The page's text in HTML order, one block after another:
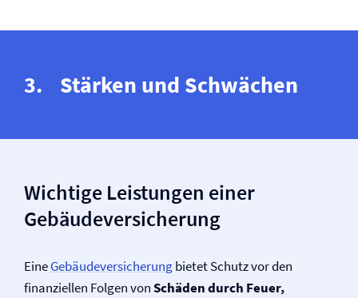
Stärken und Schwächen
Wichtige Leistungen einer
Gebäude­versicherung
EineGebäude­versicherungbietet Schutz vor den
finanziellen Folgen vonSchäden durch Feuer,